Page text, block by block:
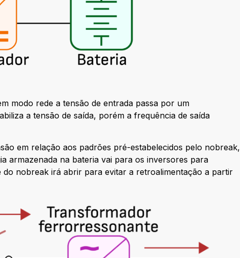
modo rede a tensão de entrada passa por um
a tensão de saída, porém a frequência de saída
em relação aos padrões pré-estabelecidos pelo nobreak,
armazenada na bateria vai para os inversores para
do nobreak irá abrir para evitar a retroalimentação a partir